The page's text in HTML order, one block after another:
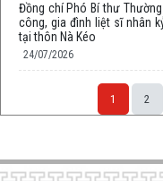
Đồng chí Phó Bí thư
công, gia đình liệt sĩ nhân
tại thôn Nà Kéo
24/07/2026
1 2